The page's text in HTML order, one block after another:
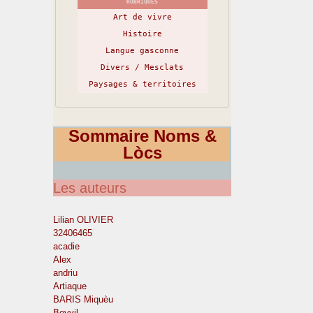
RUBRIQUES
Art de vivre
Histoire
Langue gasconne
Divers / Mesclats
Paysages & territoires
Sommaire Noms &
Lòcs
Les auteurs
Lilian OLIVIER
32406465
acadie
Alex
andriu
Artiaque
BARIS Miquèu